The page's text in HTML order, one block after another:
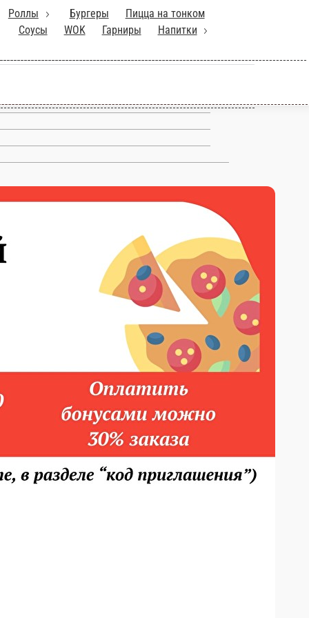
до16:00)
Роллы
Супы Паста Горячие